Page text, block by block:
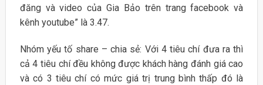
đăng và video của Gia Bảo trên trang facebook và
kênh youtube” là 3.47.
Nhóm yếu tố share – chia sẻ: Với 4 tiêu chí đưa ra thì
cả 4 tiêu chí đều không được khách hàng đánh giá cao
và có 3 tiêu chí có mức giá trị trung bình thấp đó là